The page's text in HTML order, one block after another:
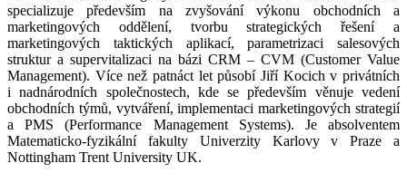
specializuje především na zvyšování výkonu obchodních a
marketingových oddělení, tvorbu strategických řešení a
marketingových taktických aplikací, parametrizaci salesových
struktur a supervitalizaci na bázi CRM – CVM (Customer Value
Management). Více než patnáct let působí Jiří Kocich v privátních
i nadnárodních společnostech, kde se především věnuje vedení
obchodních týmů, vytváření, implementaci marketingových strategií
a PMS (Performance Management Systems). Je absolventem
Matematicko-fyzikální fakulty Univerzity Karlovy v Praze a
Nottingham Trent University UK.